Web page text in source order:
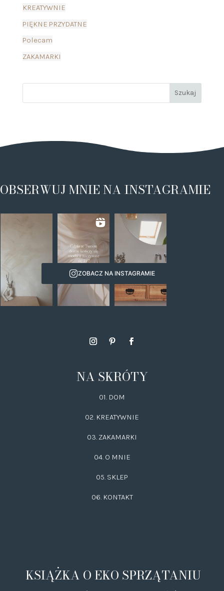
KREATYWNIE
PIĘKNE PRZYDATNE
Polecam
ZAKAMARKI
OBSERWUJ MNIE NA INSTAGRAMIE
ZOBACZ NA INSTAGRAMIE
NA SKRÓTY
01. DOM
02. KREATYWNIE
03. ZAKAMARKI
04. O MNIE
05. SKLEP
06. KONTAKT
KSIĄŻKA O EKO SPRZĄTANIU